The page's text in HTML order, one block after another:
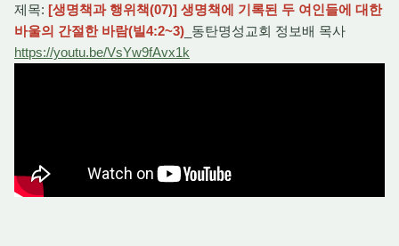
제목: [생명책과 행위책(07)] 생명책에 기록된 두 여인들에 대한
바울의 간절한 바람(빌4:2~3) _동탄명성교회 정보배 목사
https://youtu.be/VsYw9fAvx1k